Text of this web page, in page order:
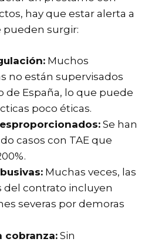
hay que estar alerta a
pueden surgir:
Muchos
no están supervisados
de España, lo que puede
poco éticas.
Se han
casos con TAE que
Muchas veces, las
del contrato incluyen
severas por demoras
cobranza:Sin